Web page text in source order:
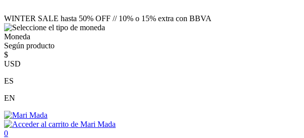
WINTER SALE hasta 50% OFF // 10% o 15% extra con BBVA
Moneda
Según producto
$
USD
ES
EN
0